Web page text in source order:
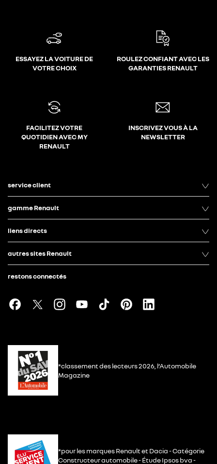
ESSAYEZ LA VOITURE DE
VOTRE CHOIX
ROULEZ CONFIANT AVEC LES
GARANTIES RENAULT
FACILITEZ VOTRE
QUOTIDIEN AVEC MY
RENAULT
INSCRIVEZ VOUS À LA
NEWSLETTER
service client
gamme Renault
liens directs
autres sites Renault
restons connectés
*classement des lecteurs 2026, l’Automobile
Magazine
*pour les marques Renault et Dacia - Catégorie
Constructeur automobile - Étude Ipsos bva -